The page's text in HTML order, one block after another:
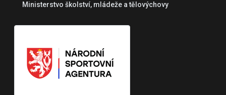
Ministerstvo školství, mládeže a tělovýchovy